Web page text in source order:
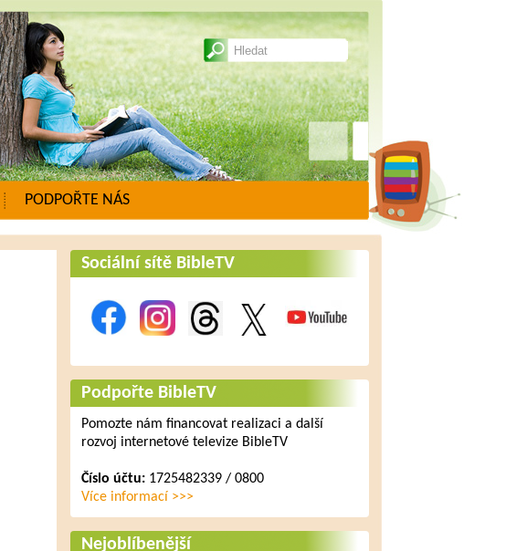
PODPOŘTE NÁS
Sociální sítě BibleTV
Podpořte BibleTV
Pomozte nám financovat realizaci a další
rozvoj internetové televize BibleTV
Číslo účtu:1725482339 / 0800
Více informací >>>
Nejoblíbenější